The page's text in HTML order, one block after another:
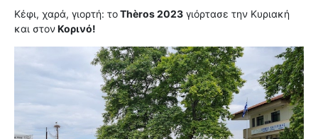
Κέφι, χαρά, γιορτή: τοΤhèros 2023 γιόρτασε την Κυριακή
και στονΚορινό!